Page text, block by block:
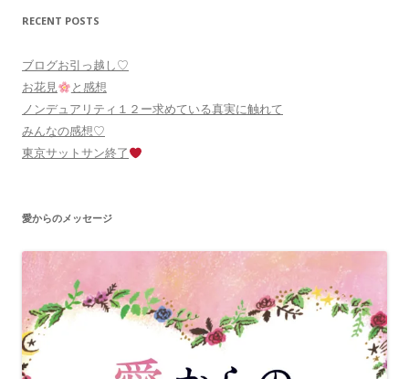
RECENT POSTS
ブログお引っ越し♡
お花見
と感想
ノンデュアリティ１２ー求めている真実に触れて
みんなの感想♡
東京サットサン終了
愛からのメッセージ